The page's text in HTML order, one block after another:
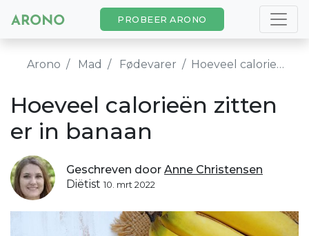
PROBEER ARONO
Arono Mad Fødevarer Hoeveel calorieën zitten er in banaan
Hoeveel calorieën zitten
er in banaan
Geschreven door Anne Christensen
Diëtist 10. mrt 2022